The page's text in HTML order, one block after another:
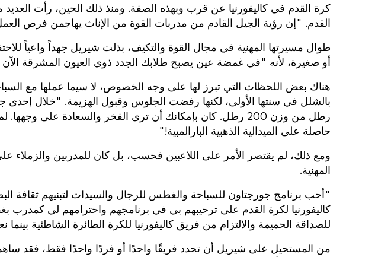
كرة القدم في كاليفورنيا عن قرب وبهذه الصفة. ومنذ ذلك الحين، رأت العديد
القدم. "إن رؤية الجيل القادم من مدربات القوة من الإناث يهاجمن فرص
طوال مسيرتها المهنية في مجال القوة والتكيف، بذلت شيريل جهداً واعياً
أو صغيرة، لأنه "في غمضة عين يصبح طلابك الجدد ذوي العيون المشرقة
هناك بعض اللحظات التي تبرز لها على وجه الخصوص، لا سيما عملها مع
رطل من وزن 200 رطل. كان بإمكانك أن ترى الفخر والسعادة على
حاصلة على الميدالية الذهبية البارالمبية!"
ومع ذلك، لم يقتصر الأمر على اللاعبين فحسب، بل كان للمدربين والزملاء
المهنية.
"أحب برنامج جورجتاون للسباحة والغطس للرجال والسيدات لتبنيهم ثقافة
كاليفورنيا لكرة القدم على ترحيبهم بي في برنامجهم واحترامهم لي كمدرب
للصداقة الحميمة والالتزام من فريق كاليفورنيا للكرة الطائرة الشاطئية
من المستحيل على شيريل أن تحدد فريقًا واحدًا أو فردًا واحدًا فقط، فقد